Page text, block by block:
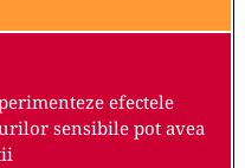
efectele
sensibile pot avea